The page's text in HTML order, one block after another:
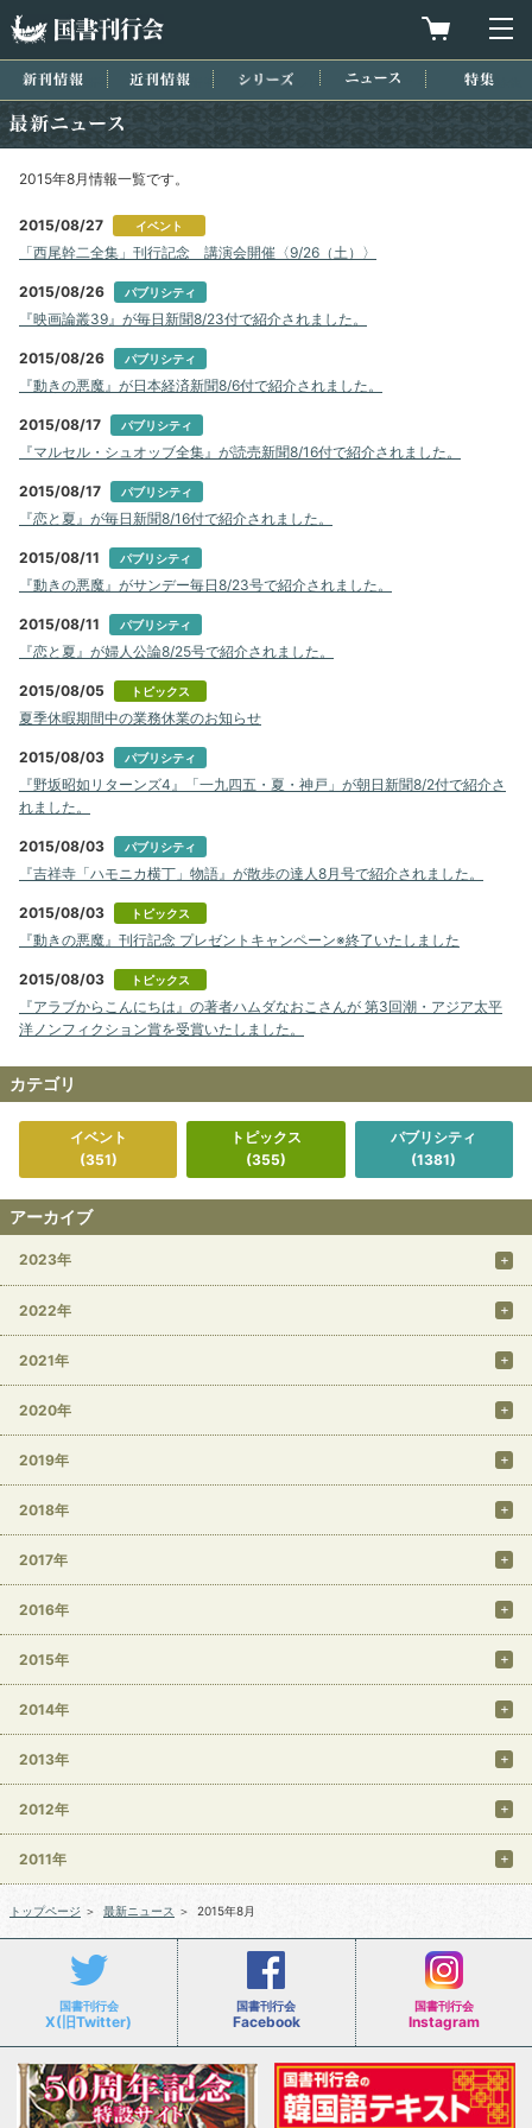
買物カゴを
新刊情報 近刊情報 シリーズ ニュース
2015年8月情報一覧です。
2015/08/27 イベント
「西尾幹二全集」刊行記念 講演会開催〈9/26（土）〉
2015/08/26 パブリシティ
『映画論叢39』が毎日新聞8/23付で紹介されました。
2015/08/26 パブリシティ
『動きの悪魔』が日本経済新聞8/6付で紹介されました。
2015/08/17 パブリシティ
『マルセル・シュオッブ全集』が読売新聞8/16付で紹介されました。
2015/08/17 パブリシティ
『恋と夏』が毎日新聞8/16付で紹介されました。
2015/08/11 パブリシティ
『動きの悪魔』がサンデー毎日8/23号で紹介されました。
2015/08/11 パブリシティ
『恋と夏』が婦人公論8/25号で紹介されました。
2015/08/05 トピックス
夏季休暇期間中の業務休業のお知らせ
2015/08/03 パブリシティ
『野坂昭如リターンズ4』「一九四五・夏・神戸」が朝日新聞8/2付で紹介さ
れました。
2015/08/03 パブリシティ
『吉祥寺「ハモニカ横丁」物語』が散歩の達人8月号で紹介されました。
2015/08/03 トピックス
『動きの悪魔』刊行記念 プレゼントキャンペーン※終了いたしました
2015/08/03 トピックス
『アラブからこんにちは』の著者ハムダなおこさんが 第3回潮・アジア太平
洋ノンフィクション賞を受賞いたしました。
カテゴリ
イベント
(351)
トピックス
(355)
パブリシティ
(1381)
アーカイブ
2023年
2022年
2021年
2020年
2019年
2018年
2017年
2016年
2015年
2014年
2013年
2012年
2011年
トップページ ＞ 最新ニュース ＞ 2015年8月
国書刊行会
X(旧Twitter)
国書刊行会
Facebook
国書刊行会
Instagram